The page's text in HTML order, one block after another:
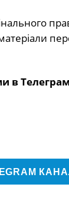
в